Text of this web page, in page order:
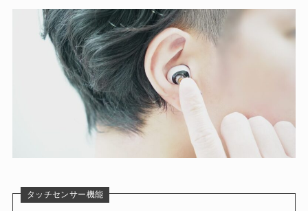
タッチセンサー機能